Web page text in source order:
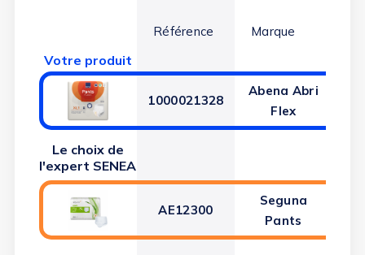
Référence Marque
Votre produit
1000021328
Abena Abri
Flex
Le choix de
l'expert SENEA
AE12300
Seguna
Pants